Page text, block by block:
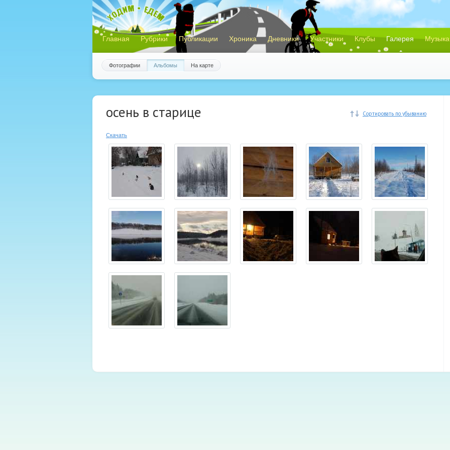
Главная Рубрики Публикации Хроника Дневники Участники Клубы Галерея Музыка
Фотографии Альбомы На карте
Сортировать по убыванию
осень в старице
Скачать